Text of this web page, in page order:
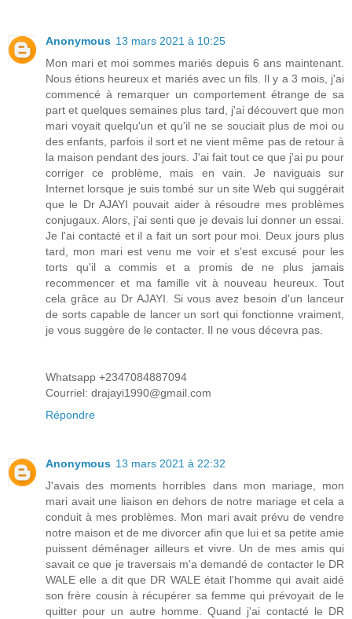
Anonymous 13 mars 2021 à 10:25
Mon mari et moi sommes mariés depuis 6 ans maintenant.
Nous étions heureux et mariés avec un fils. Il y a 3 mois, j'ai
commencé à remarquer un comportement étrange de sa
part et quelques semaines plus tard, j'ai découvert que mon
mari voyait quelqu'un et qu'il ne se souciait plus de moi ou
des enfants, parfois il sort et ne vient même pas de retour à
la maison pendant des jours. J'ai fait tout ce que j'ai pu pour
corriger ce problème, mais en vain. Je naviguais sur
Internet lorsque je suis tombé sur un site Web qui suggérait
que le Dr AJAYI pouvait aider à résoudre mes problèmes
conjugaux. Alors, j'ai senti que je devais lui donner un essai.
Je l'ai contacté et il a fait un sort pour moi. Deux jours plus
tard, mon mari est venu me voir et s'est excusé pour les
torts qu'il a commis et a promis de ne plus jamais
recommencer et ma famille vit à nouveau heureux. Tout
cela grâce au Dr AJAYI. Si vous avez besoin d'un lanceur
de sorts capable de lancer un sort qui fonctionne vraiment,
je vous suggère de le contacter. Il ne vous décevra pas.
Whatsapp +2347084887094
Courriel: drajayi1990@gmail.com
Répondre
Anonymous 13 mars 2021 à 22:32
J'avais des moments horribles dans mon mariage, mon
mari avait une liaison en dehors de notre mariage et cela a
conduit à mes problèmes. Mon mari avait prévu de vendre
notre maison et de me divorcer afin que lui et sa petite amie
puissent déménager ailleurs et vivre. Un de mes amis qui
savait ce que je traversais m'a demandé de contacter le DR
WALE elle a dit que DR WALE était l'homme qui avait aidé
son frère cousin à récupérer sa femme qui prévoyait de le
quitter pour un autre homme. Quand j'ai contacté le DR